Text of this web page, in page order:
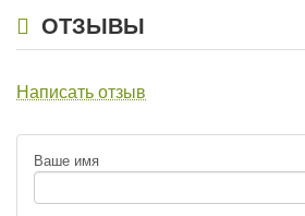
ОТЗЫВЫ
Написать отзыв
Ваше имя